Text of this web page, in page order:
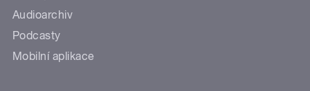
Audioarchiv
Podcasty
Mobilní aplikace